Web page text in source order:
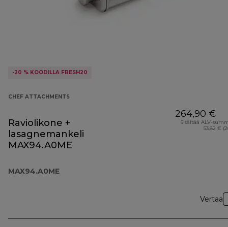
-20 % KOODILLA FRESH20
CHEF ATTACHMENTS
Raviolikone +
lasagnemankeli
MAX94.A0ME
MAX94.A0ME
264,90 €
Sisältää ALV-
53,82 €
Vertaa